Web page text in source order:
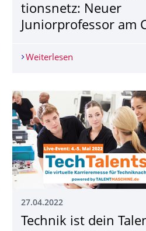
tionsnetz: Neuer
Juniorprofessor am
Weiterlesen
27.04.2022
Technik ist dein